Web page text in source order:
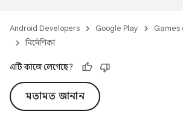
Android Developers Google Play
নির্দেশিকা
এটি কাজে লেগেছে?
মতামত জানান